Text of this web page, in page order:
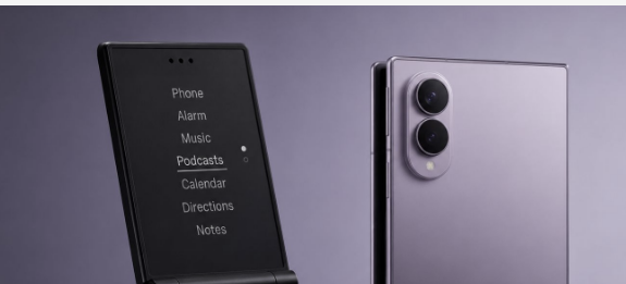
serta sertifikasi IP55 untuk ketahanan debu dan air.
Dengan posisi seperti itu, Nord Buds 4 kemungkinan akan menjadi varian yang
sederhana, tetapi tetap membawa desain modern dan fitur inti untuk penggunaan
harian. Strategi ini cukup umum di pasar TWS: model Pro dipakai untuk
kemampuan terbaik, sementara model reguler hadir untuk menjangkau konsumen
lebih sensitif terhadap harga.
Bila OnePlus mampu mempertahankan kualitas suara, baterai panjang, dan mikrofon